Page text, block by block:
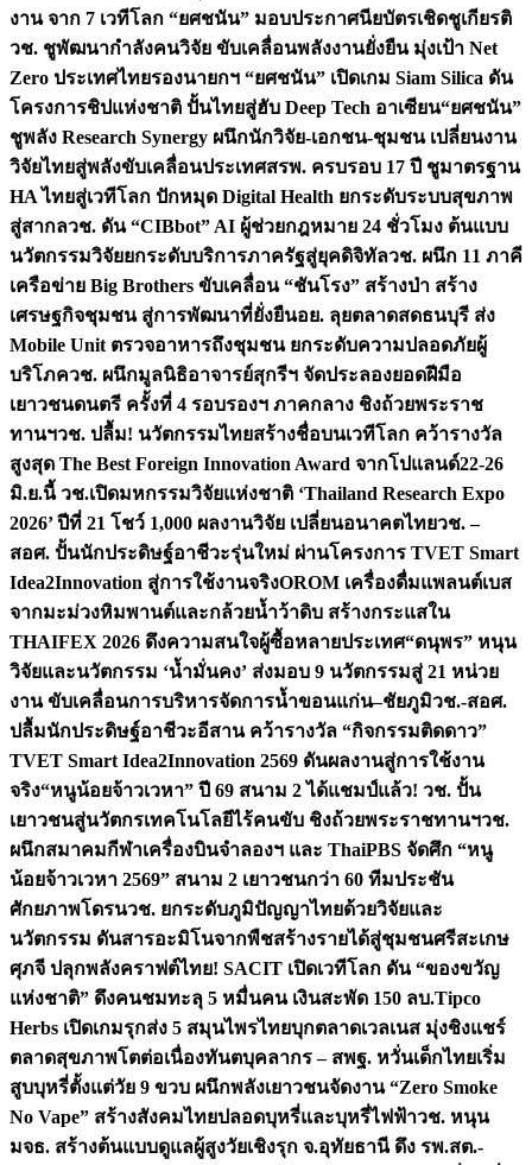
งาน จาก 7 เวทีโลก “ยศชนัน” มอบประกาศนียบัตรเชิดชูเกียรติ
วช. ชูพัฒนากำลังคนวิจัย ขับเคลื่อนพลังงานยั่งยืน มุ่งเป้า Net
Zero ประเทศไทยรองนายกฯ “ยศชนัน” เปิดเกม Siam Silica ดัน
โครงการชิปแห่งชาติ ปั้นไทยสู่ฮับ Deep Tech อาเซียน“ยศชนัน”
ชูพลัง Research Synergy ผนึกนักวิจัย-เอกชน-ชุมชน เปลี่ยนงาน
วิจัยไทยสู่พลังขับเคลื่อนประเทศสรพ. ครบรอบ 17 ปี ชูมาตรฐาน
HA ไทยสู่เวทีโลก ปักหมุด Digital Health ยกระดับระบบสุขภาพ
สู่สากลวช. ดัน “CIBbot” AI ผู้ช่วยกฎหมาย 24 ชั่วโมง ต้นแบบ
นวัตกรรมวิจัยยกระดับบริการภาครัฐสู่ยุคดิจิทัลวช. ผนึก 11 ภาคี
เครือข่าย Big Brothers ขับเคลื่อน “ชันโรง” สร้างป่า สร้าง
เศรษฐกิจชุมชน สู่การพัฒนาที่ยั่งยืนอย. ลุยตลาดสดธนบุรี ส่ง
Mobile Unit ตรวจอาหารถึงชุมชน ยกระดับความปลอดภัยผู้
บริโภควช. ผนึกมูลนิธิอาจารย์สุกรีฯ จัดประลองยอดฝีมือ
เยาวชนดนตรี ครั้งที่ 4 รอบรองฯ ภาคกลาง ชิงถ้วยพระราช
ทานฯวช. ปลื้ม! นวัตกรรมไทยสร้างชื่อบนเวทีโลก คว้ารางวัล
สูงสุด The Best Foreign Innovation Award จากโปแลนด์22-26
มิ.ย.นี้ วช.เปิดมหกรรมวิจัยแห่งชาติ ‘Thailand Research Expo
2026’ ปีที่ 21 โชว์ 1,000 ผลงานวิจัย เปลี่ยนอนาคตไทยวช. –
สอศ. ปั้นนักประดิษฐ์อาชีวะรุ่นใหม่ ผ่านโครงการ TVET Smart
Idea2Innovation สู่การใช้งานจริงOROM เครื่องดื่มแพลนต์เบส
จากมะม่วงหิมพานต์และกล้วยน้ำว้าดิบ สร้างกระแสใน
THAIFEX 2026 ดึงความสนใจผู้ซื้อหลายประเทศ“ดนุพร” หนุน
วิจัยและนวัตกรรม ‘น้ำมั่นคง’ ส่งมอบ 9 นวัตกรรมสู่ 21 หน่วย
งาน ขับเคลื่อนการบริหารจัดการน้ำขอนแก่น–ชัยภูมิวช.-สอศ.
ปลื้มนักประดิษฐ์อาชีวะอีสาน คว้ารางวัล “กิจกรรมติดดาว”
TVET Smart Idea2Innovation 2569 ดันผลงานสู่การใช้งาน
จริง“หนูน้อยจ้าวเวหา” ปี 69 สนาม 2 ได้แชมป์แล้ว! วช. ปั้น
เยาวชนสู่นวัตกรเทคโนโลยีไร้คนขับ ชิงถ้วยพระราชทานฯวช.
ผนึกสมาคมกีฬาเครื่องบินจำลองฯ และ ThaiPBS จัดศึก “หนู
น้อยจ้าวเวหา 2569” สนาม 2 เยาวชนกว่า 60 ทีมประชัน
ศักยภาพโดรนวช. ยกระดับภูมิปัญญาไทยด้วยวิจัยและ
นวัตกรรม ดันสารอะมิโนจากพืชสร้างรายได้สู่ชุมชนศรีสะเกษ
ศุภจี ปลุกพลังคราฟต์ไทย! SACIT เปิดเวทีโลก ดัน “ของขวัญ
แห่งชาติ” ดึงคนชมทะลุ 5 หมื่นคน เงินสะพัด 150 ลบ.Tipco
Herbs เปิดเกมรุกส่ง 5 สมุนไพรไทยบุกตลาดเวลเนส มุ่งชิงแชร์
ตลาดสุขภาพโตต่อเนื่องทันตบุคลากร – สพฐ. หวั่นเด็กไทยเริ่ม
สูบบุหรี่ตั้งแต่วัย 9 ขวบ ผนึกพลังเยาวชนจัดงาน “Zero Smoke
No Vape” สร้างสังคมไทยปลอดบุหรี่และบุหรี่ไฟฟ้าวช. หนุน
มจธ. สร้างต้นแบบดูแลผู้สูงวัยเชิงรุก จ.อุทัยธานี ดึง รพ.สต.-